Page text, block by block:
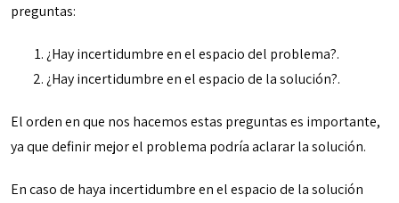
preguntas:
¿Hay incertidumbre en el espacio del problema?.
¿Hay incertidumbre en el espacio de la solución?.
El orden en que nos hacemos estas preguntas es importante,
ya que definir mejor el problema podría aclarar la solución.
En caso de haya incertidumbre en el espacio de la solución